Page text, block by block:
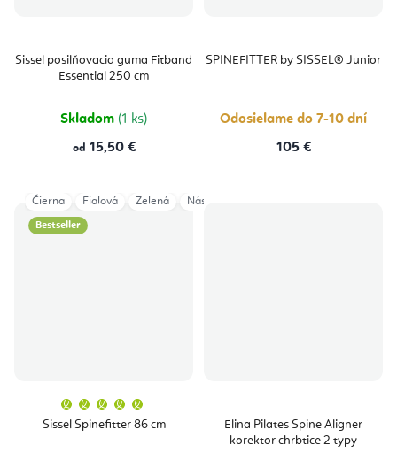
Sissel posilňovacia guma Fitband
Essential 250 cm
Skladom (1 ks)
od 15,50 €
SPINEFITTER by SISSEL® Junior
Odosielame do 7-10 dní
105 €
Bestseller
Sissel Spinefitter 86 cmproduktu
je
Čierna Fialová Zelená Nástavec Trigger Tool
Elina Pilates Spine Aligner
korektor chrbtice 2 typy